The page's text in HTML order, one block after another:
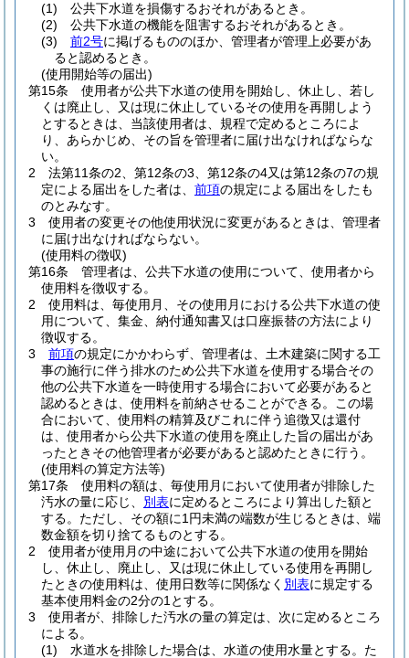
(1)
公共下水道を損傷するおそれがあるとき。
(2)
公共下水道の機能を阻害するおそれがあるとき。
(3)
前2号に掲げるもののほか、管理者が管理上必要があ
ると認めるとき。
(使用開始等の届出)
第15条
使用者が公共下水道の使用を開始し、休止し、若し
くは廃止し、又は現に休止しているその使用を再開しよう
とするときは、当該使用者は、規程で定めるところによ
り、あらかじめ、その旨を管理者に届け出なければならな
い。
2
法第11条の2、第12条の3、第12条の4又は第12条の7の規
定による届出をした者は、 前項の規定による届出をしたも
のとみなす。
3
使用者の変更その他使用状況に変更があるときは、管理者
に届け出なければならない。
(使用料の徴収)
第16条
管理者は、公共下水道の使用について、使用者から
使用料を徴収する。
2
使用料は、毎使用月、その使用月における公共下水道の使
用について、集金、納付通知書又は口座振替の方法により
徴収する。
3
前項の規定にかかわらず、管理者は、土木建築に関する工
事の施行に伴う排水のため公共下水道を使用する場合その
他の公共下水道を一時使用する場合において必要があると
認めるときは、使用料を前納させることができる。
この場
合において、使用料の精算及びこれに伴う追徴又は還付
は、使用者から公共下水道の使用を廃止した旨の届出があ
ったときその他管理者が必要があると認めたときに行う。
(使用料の算定方法等)
第17条
使用料の額は、毎使用月において使用者が排除した
汚水の量に応じ、 別表に定めるところにより算出した額と
する。 ただし、その額に1円未満の端数が生じるときは、端
数金額を切り捨てるものとする。
2
使用者が使用月の中途において公共下水道の使用を開始
し、休止し、廃止し、又は現に休止している使用を再開し
たときの使用料は、使用日数等に関係なく 別表に規定する
基本使用料金の2分の1とする。
3
使用者が、排除した汚水の量の算定は、次に定めるところ
による。
(1)
水道水を排除した場合は、水道の使用水量とする。 た